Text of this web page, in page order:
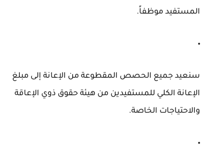
المستفيد موظفاً.
سنعيد جميع الحصص المقطوعة من الإعانة إلى مبلغ
الإعانة الكلي للمستفيدين من هيئة حقوق ذوي الإعاقة
والاحتياجات الخاصة.